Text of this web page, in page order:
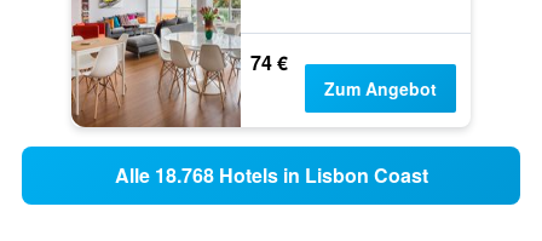
74 €
Zum Angebot
Alle 18.768 Hotels in Lisbon Coast